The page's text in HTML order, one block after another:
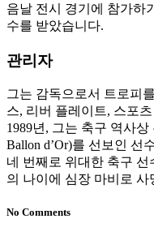
음날 전시 경기에 참가하
수를 받았습니다.
관리자
그는 감독으로서 트로피
스, 리버 플레이트, 스포
1989년, 그는 축구 역사
Ballon d’Or)를 선보인 선
네 번째로 위대한 축구 선
의 나이에 심장 마비로 사
No Comments